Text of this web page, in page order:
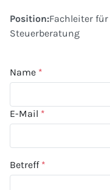
Position:Fachleiter
Steuerberatung
Name *
E-Mail *
Betreff*